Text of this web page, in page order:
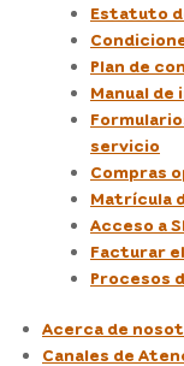
Estatuto
Plan de
Manual
servicio
Compras
Matrícula
Acceso a
Facturar
Procesos
Acerca de
Canales de